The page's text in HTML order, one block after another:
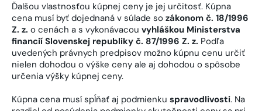
Ďalšou vlastnosťou kúpnej ceny je jej určitosť. Kúpna
cena musí byť dojednaná v súlade so zákonom č. 18/1996
Z. z. o cenách a s vykonávacou vyhláškou Ministerstva
financií Slovenskej republiky č. 87/1996 Z. z. Podľa
uvedených právnych predpisov možno kúpnu cenu určiť
nielen dohodou o výške ceny ale aj dohodou o spôsobe
určenia výšky kúpnej ceny.
Kúpna cena musí spĺňať aj podmienku spravodlivosti. Na